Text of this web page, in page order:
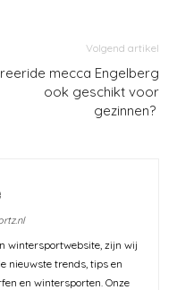
Volgend artikel
mecca Engelberg
ook geschikt voor
gezinnen?
wintersportwebsite, zijn wij
nieuwste trends, tips en
en wintersporten. Onze